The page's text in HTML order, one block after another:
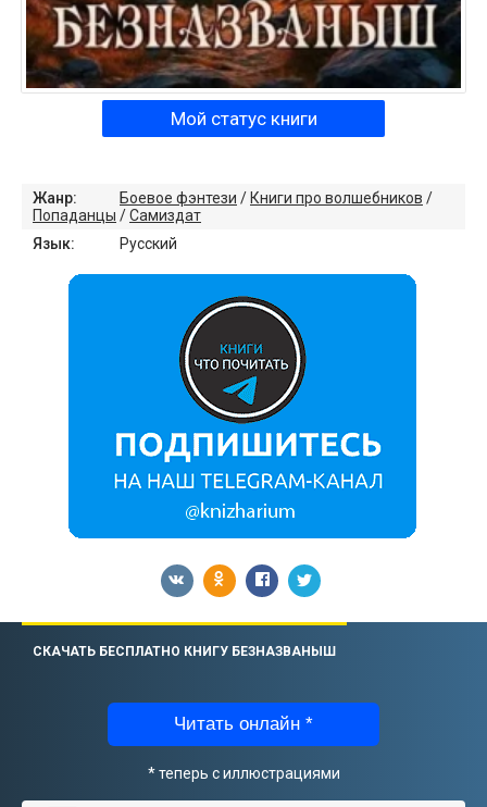
Мой статус книги
Жанр: Боевое фэнтези / Книги про волшебников /
Попаданцы /Самиздат
Язык:
Русский
СКАЧАТЬ БЕСПЛАТНО КНИГУ БЕЗНАЗВАНЫШ
Читать онлайн *
* теперь с иллюстрациями